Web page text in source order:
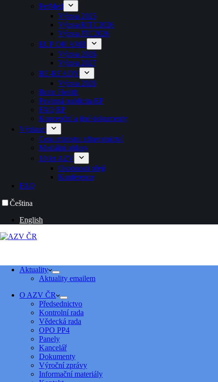
PerMed
Výzva 2025
Výzva RITC2026
Výzva JTC2026
EUP OH AMR
Výzva 2026
Výzva 2027
BE-READY
Výzva 2026
Brain Health
Povinná publicita EP
FAQ EP
Koncepční a jiné dokumenty
Výzkum
Cena ministra zdravotnictví
Mediální ohlasy
10 let AZV
Osobnosti přejí
Konference
FAQ
Čeština
English
Aktuality
Aktuality emailem
O AZV ČR
Předsednictvo
Kontrolní rada
Vědecká rada
OPO PP4
Panely
Kancelář
Dokumenty
Výroční zprávy
Informační materiály